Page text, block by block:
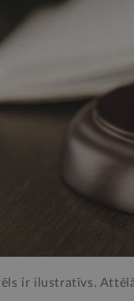
ir ilustratīvs.